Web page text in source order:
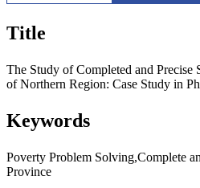
Title
The Study of Completed and
of Northern Region: Case Study in
Keywords
Poverty Problem Solving,Complete
Province